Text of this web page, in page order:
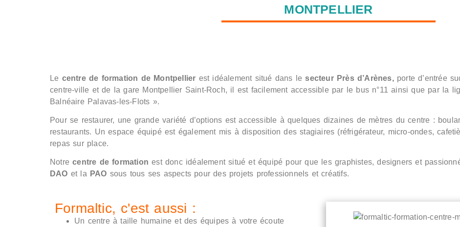
MONTPELLIER
Le centre de formation de Montpellier est idéalement situé dans lesecteur Près d’Arènes,porte d’entrée
centre-ville et de la gare Montpellier Saint-Roch, il est facilement accessible par le bus n°11 ainsi que par la
Balnéaire Palavas-les-Flots ».
Pour se restaurer, une grande variété d’options est accessible à quelques dizaines de mètres du centre :
restaurants. Un espace équipé est également mis à disposition des stagiaires (réfrigérateur, micro-ondes,
repas sur place.
Notre centre de formation est donc idéalement situé et équipé pour que les graphistes, designers et
DAO et la PAO sous tous ses aspects pour des projets professionnels et créatifs.
Formaltic, c'est aussi :
Un centre à taille humaine et des équipes à votre écoute